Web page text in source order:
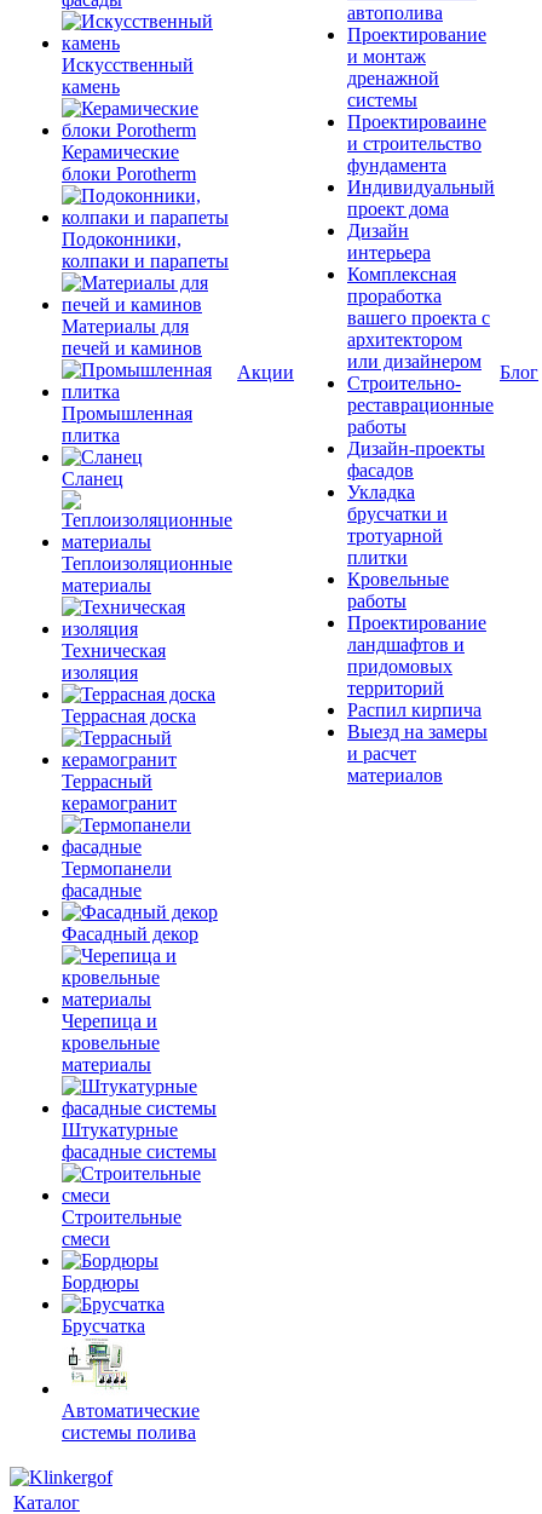
Искусственный
камень
Керамические
блоки Porotherm
Подоконники,
колпаки и парапеты
Материалы для
печей и каминов
Промышленная
плитка
Сланец
Теплоизоляционные
материалы
Техническая
изоляция
Террасная доска
Террасный
керамогранит
Термопанели
фасадные
Фасадный декор
Черепица и
кровельные
материалы
Штукатурные
фасадные системы
Строительные
смеси
Бордюры
Брусчатка
Автоматические
системы полива
Акции
автополива
Проектирование
и монтаж
дренажной
системы
Проектироваине
и строительство
фундамента
Индивидуальный
проект дома
Дизайн
интерьера
Комплексная
проработка
вашего проекта с
архитектором
или дизайнером
Строительно-
реставрационные
работы
Дизайн-проекты
фасадов
Укладка
брусчатки и
тротуарной
плитки
Кровельные
работы
Проектирование
ландшафтов и
придомовых
территорий
Распил кирпича
Выезд на замеры
и расчет
материалов
Блог
Каталог